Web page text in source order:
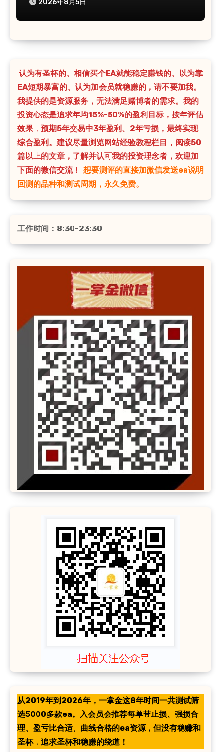
2026年8月5日
认为有圣杯的、相信买个EA就能稳定赚钱的、以为靠
EA短期暴富的、认为加会员就稳赚的，请不要加我。
我提供的是资源服务，无法满足赌博者的需求。我的
投资心态是追求年均15%-50%的盈利目标，按年评估
效果，预期5年交易中3年盈利、2年亏损，最终实现
综合盈利。建议尽量浏览网站经验教程栏目，阅读50
篇以上的文章，了解并认可我的投资理念者，欢迎加
下面的微信交流！
想要测评的直接加微信发送ea说明
回测的品种和测试周期，永久免费。
工作时间：8:30-23:30
从2019年到2026年，一掌金这8年时间一共测试筛
选5000多款ea。入会员会推荐每单带止损、强损合
理、盈亏比合适、曲线合格的ea资源，但没有稳赚和
圣杯，追求圣杯和稳赚的绕道！